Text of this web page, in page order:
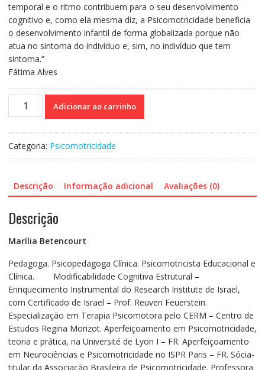
temporal e o ritmo contribuem para o seu desenvolvimento
cognitivo e, como ela mesma diz, a Psicomotricidade beneficia
o desenvolvimento infantil de forma globalizada porque não
atua no sintoma do indivíduo e, sim, no indivíduo que tem
sintoma.”
Fátima Alves
rabisco
-
quantidade
Adicionar ao carrinho
Categoria: Psicomotricidade
Descrição Informação adicional Avaliações (0)
Descrição
Marília Betencourt
Pedagoga. Psicopedagoga Clínica. Psicomotricista Educacional e
Clínica. Modificabilidade Cognitiva Estrutural –
Enriquecimento Instrumental do Research Institute de Israel,
com Certificado de Israel – Prof. Reuven Feuerstein.
Especialização em Terapia Psicomotora pelo CERM – Centro de
Estudos Regina Morizot. Aperfeiçoamento em Psicomotricidade,
teoria e prática, na Université de Lyon I – FR. Aperfeiçoamento
em Neurociências e Psicomotricidade no ISPR Paris – FR. Sócia-
titular da Associação Brasileira de Psicomotricidade. Professora